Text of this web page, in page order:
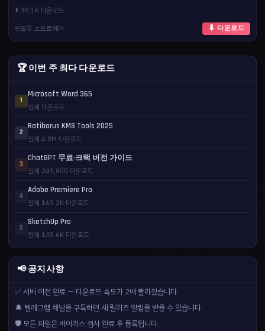
⬇️ 38.1K 다운로드
윈도우 소프트웨어
⬇ 다운로드
🏆 이번 주 최다 다운로드
1
Microsoft Word 365
전체 다운로드
2
Ratiborus KMS Tools 2025
전체 4.8M 다운로드
3
ChatGPT 무료·크랙 버전 가이드
전체 245,800 다운로드
4
Adobe Premiere Pro
전체 165.2K 다운로드
5
SketchUp Pro
전체 143.6K 다운로드
📢 공지사항
✅ 서버 이전 완료 — 다운로드 속도가 2배 빨라졌습니다.
🔔 텔레그램 채널을 구독하면 새 릴리즈 알림을 받을 수 있습니다.
🛡️ 모든 파일은 바이러스 검사 완료 후 등록됩니다.